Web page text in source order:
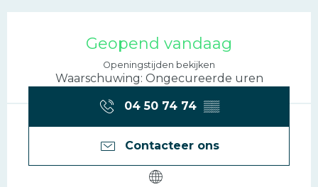
Openingstijden en
Geopend vandaag
Openingstijden bekijken
Waarschuwing: Ongecureerde uren
04 50 74 74 ▒▒
Contacteer ons